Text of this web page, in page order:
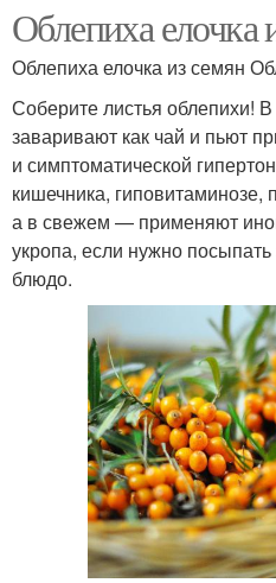
Облепиха елочка
Облепиха елочка из семян
Соберите листья облепихи!
заваривают как чай и пьют
и симптоматической
кишечника, гиповитаминозе,
а в свежем — применяют
укропа, если нужно
блюдо.